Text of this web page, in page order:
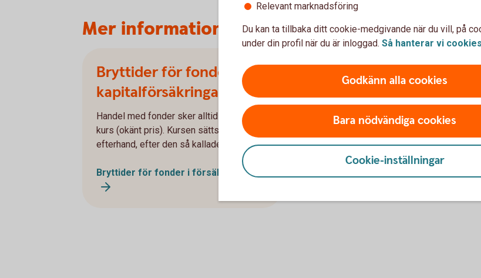
Mer information om kapitalförsäkringar
Bryttider för fonder i
kapitalförsäkringar
Handel med fonder sker alltid till okänd
kurs (okänt pris). Kursen sätts först i
efterhand, efter den så kallade bryttiden.
Bryttider för fonder i försäkringar
Avkastningsskatt för
kapitalförsäkringar
I en kapitalförsäkring betalar man en årlig
avkastningsskatt, vilket gör att pengarna
är skattade och klara vid uttag.
Relevant marknadsföring
Du kan ta tillbaka ditt cookie-medgivande när du vill, på
under din profil när du är inloggad. Så hanterar vi cookies
Godkänn alla cookies
Bara nödvändiga cookies
Cookie-inställningar